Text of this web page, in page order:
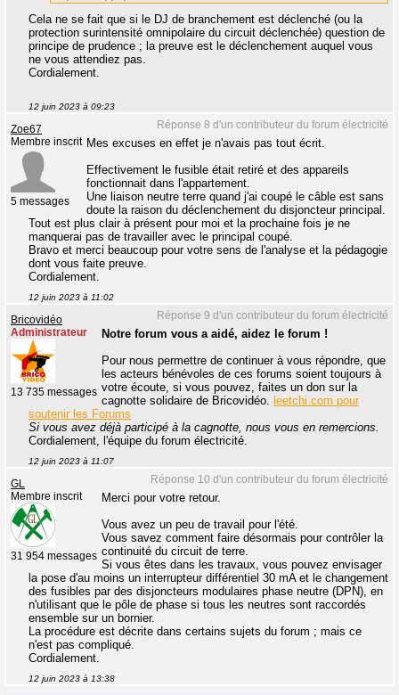
Cela ne se fait que si le DJ de branchement est déclenché (ou la
protection surintensité omnipolaire du circuit déclenchée) question de
principe de prudence ; la preuve est le déclenchement auquel vous
ne vous attendiez pas.
Cordialement.
12 juin 2023 à 09:23
Réponse 8 d'un contributeur du forum électricité
Zoe67
Membre inscrit
5 messages
Mes excuses en effet je n'avais pas tout écrit.
Effectivement le fusible était retiré et des appareils
fonctionnait dans l'appartement.
Une liaison neutre terre quand j'ai coupé le câble est sans
doute la raison du déclenchement du disjoncteur principal.
Tout est plus clair à présent pour moi et la prochaine fois je ne
manquerai pas de travailler avec le principal coupé.
Bravo et merci beaucoup pour votre sens de l'analyse et la pédagogie
dont vous faite preuve.
Cordialement.
12 juin 2023 à 11:02
Réponse 9 d'un contributeur du forum électricité
Bricovidéo
Administrateur
13 735 messages
Notre forum vous a aidé, aidez le forum !
Pour nous permettre de continuer à vous répondre, que
les acteurs bénévoles de ces forums soient toujours à
votre écoute, si vous pouvez, faites un don sur la
cagnotte solidaire de Bricovidéo. leetchi.com pour
soutenir les Forums
Si vous avez déjà participé à la cagnotte, nous vous en remercions.
Cordialement, l'équipe du forum électricité.
12 juin 2023 à 11:07
Réponse 10 d'un contributeur du forum électricité
GL
Membre inscrit
31 954 messages
Merci pour votre retour.
Vous avez un peu de travail pour l'été.
Vous savez comment faire désormais pour contrôler la
continuité du circuit de terre.
Si vous êtes dans les travaux, vous pouvez envisager
la pose d'au moins un interrupteur différentiel 30 mA et le changement
des fusibles par des disjoncteurs modulaires phase neutre (DPN), en
n'utilisant que le pôle de phase si tous les neutres sont raccordés
ensemble sur un bornier.
La procédure est décrite dans certains sujets du forum ; mais ce
n'est pas compliqué.
Cordialement.
12 juin 2023 à 13:38